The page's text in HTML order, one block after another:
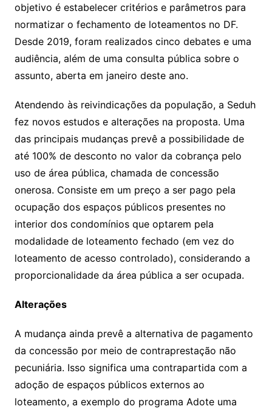
objetivo é estabelecer critérios e parâmetros para
normatizar o fechamento de loteamentos no DF.
Desde 2019, foram realizados cinco debates e uma
audiência, além de uma consulta pública sobre o
assunto, aberta em janeiro deste ano.
Atendendo às reivindicações da população, a Seduh
fez novos estudos e alterações na proposta. Uma
das principais mudanças prevê a possibilidade de
até 100% de desconto no valor da cobrança pelo
uso de área pública, chamada de concessão
onerosa. Consiste em um preço a ser pago pela
ocupação dos espaços públicos presentes no
interior dos condomínios que optarem pela
modalidade de loteamento fechado (em vez do
loteamento de acesso controlado), considerando a
proporcionalidade da área pública a ser ocupada.
Alterações
A mudança ainda prevê a alternativa de pagamento
da concessão por meio de contraprestação não
pecuniária. Isso significa uma contrapartida com a
adoção de espaços públicos externos ao
loteamento, a exemplo do programa Adote uma